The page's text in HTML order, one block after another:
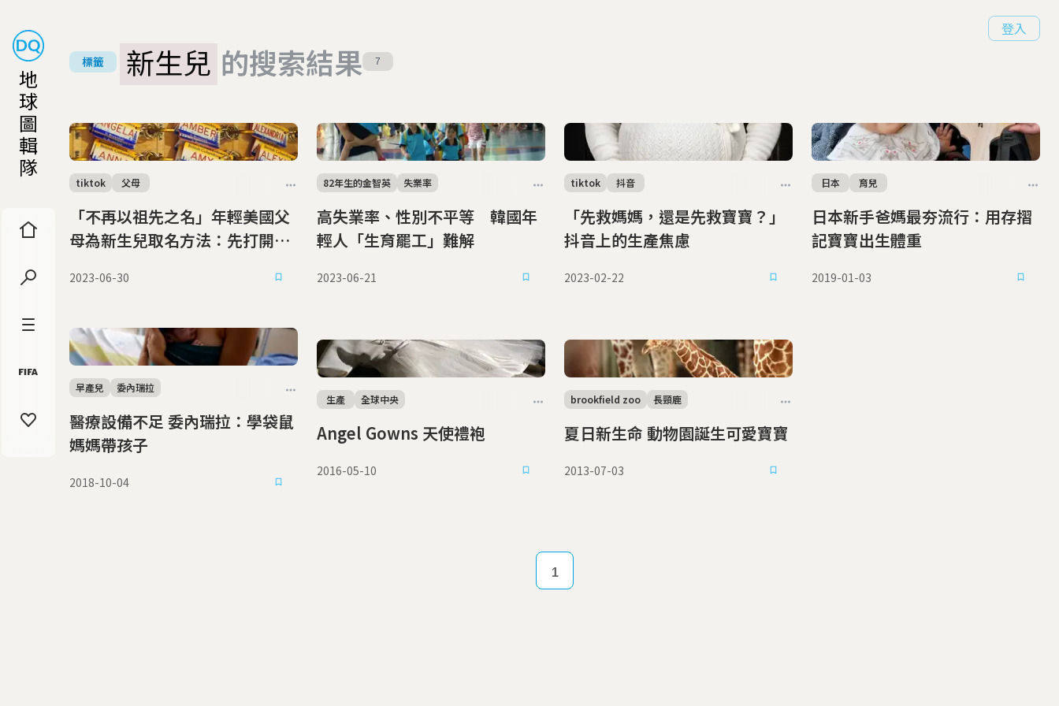
地
球
圖
輯
隊
登入
標籤 新生兒 的搜索結果 7
「不再以祖先之名」年輕美國父
母為新生兒取名方法：先打開
tiktok 父母
2023-06-30
高失業率、性別不平等 韓國年
輕人「生育罷工」難解
82年生的金智英 失業率
2023-06-21
「先救媽媽，還是先救寶寶？」
抖音上的生產焦慮
tiktok 抖音
2023-02-22
日本新手爸媽最夯流行：用存摺
記寶寶出生體重
日本 育兒
2019-01-03
醫療設備不足 委內瑞拉：學袋鼠
媽媽帶孩子
早產兒 委內瑞拉
2018-10-04
Angel Gowns 天使禮袍
生產 全球中央
2016-05-10
夏日新生命 動物園誕生可愛寶寶
brookfield zoo 長頸鹿
2013-07-03
1